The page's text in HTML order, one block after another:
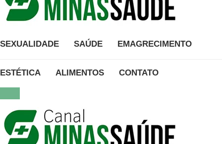
SEXUALIDADE SAÚDE EMAGRECIMENTO
ESTÉTICA ALIMENTOS CONTATO